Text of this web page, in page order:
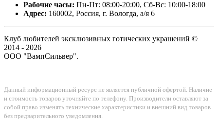
Рабочие часы: Пн-Пт: 08:00-20:00, Сб-Вс: 10:00-18:00
Адрес: 160002, Россия, г. Вологда, а/я 6
Клуб любителей эксклюзивных готических украшений ©
2014 - 2026
ООО "ВампСильвер".
Данный информационный ресурс не является публичной офертой. Наличие
и стоимость товаров уточняйте по телефону. Производители оставляют за
собой право изменять технические характеристики и внешний вид товаров
без предварительного уведомления.